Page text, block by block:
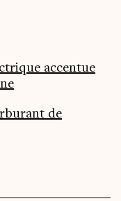
accentue
de